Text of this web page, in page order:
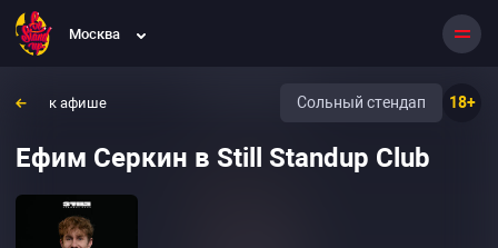
Москва
к афише 18+
Сольный стендап
Ефим Серкин в Still Standup Club